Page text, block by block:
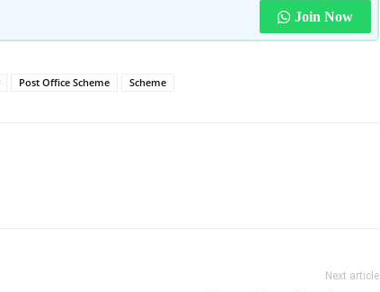
Join Now
Post Office Scheme Scheme
Next article